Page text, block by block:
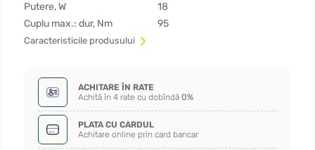
Putere, W
18
Cuplu max.: dur, Nm
95
Сaracteristicile produsului
ACHITARE ÎN RATE
Achită în 4 rate cu dobîndă 0%
PLATA CU CARDUL
Achitare online prin card bancar